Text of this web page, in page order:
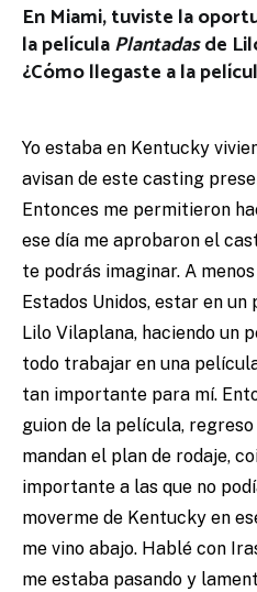
En Miami, tuviste la
la películaPlantadasde
¿Cómo llegaste a la
Yo estaba en Kentucky
avisan de este casting
Entonces me permitieron
ese día me aprobaron el
te podrás imaginar. A
Estados Unidos, estar en
Lilo Vilaplana, haciendo un
todo trabajar en una
tan importante para mí.
guion de la película,
mandan el plan de rodaje,
importante a las que no
moverme de Kentucky en
me vino abajo. Hablé con
me estaba pasando y